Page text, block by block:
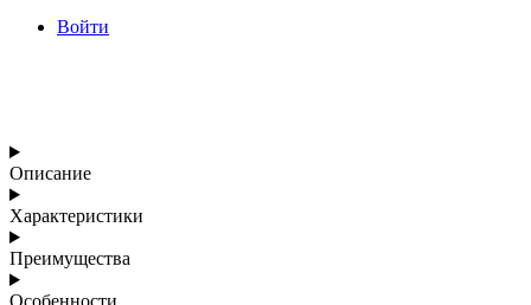
Войти
Описание
Характеристики
Преимущества
Особенности